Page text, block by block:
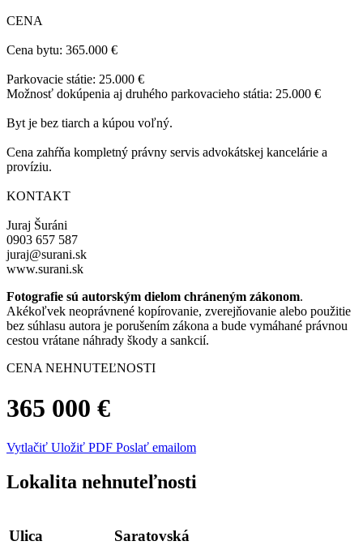
CENA
Cena bytu: 365.000 €
Parkovacie státie: 25.000 €
Možnosť dokúpenia aj druhého parkovacieho státia: 25.000 €
Byt je bez tiarch a kúpou voľný.
Cena zahŕňa kompletný právny servis advokátskej kancelárie a
províziu.
KONTAKT
Juraj Šuráni
0903 657 587
juraj@surani.sk
www.surani.sk
Fotografie sú autorským dielom chráneným zákonom.
Akékoľvek neoprávnené kopírovanie, zverejňovanie alebo použitie
bez súhlasu autora je porušením zákona a bude vymáhané právnou
cestou vrátane náhrady škody a sankcií.
CENA NEHNUTEĽNOSTI
365 000 €
Vytlačiť Uložiť PDF Poslať emailom
Lokalita nehnuteľnosti
Ulica Saratovská